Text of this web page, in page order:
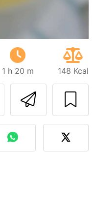
1 h 20 m 148 Kcal
Imprimao autor